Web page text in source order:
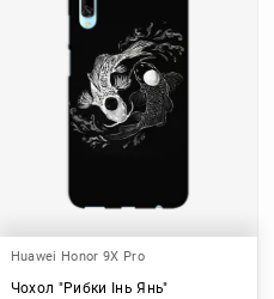
Huawei Honor 9X Pro
Чохол "Рибки Інь Янь"